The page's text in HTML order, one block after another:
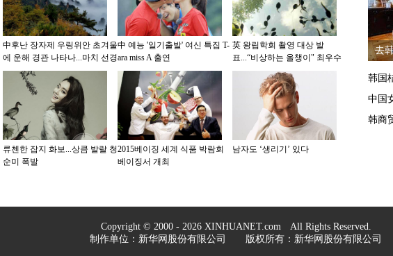
去
韩国
中国
韩商
中후난 장자제 우링위안 초겨울
에 운해 경관 나타나...마치 선경
(仙境)에 들어선듯
中 예능 '일기출발' 여신 특집 T-
ara miss A 출연
英 왕립학회 촬영 대상 발
표...“비상하는 올챙이" 최우수
상 획득
류첸한 잡지 화보...상큼 발랄 청
순미 폭발
2015베이징 세계 식품 박람회
베이징서 개최
남자도 ‘생리기’ 있다
Copyright © 2000 - 2026 XINHUANET.com All Rights Reserved.
制作单位：新华网股份有限公司 版权所有：新华网股份有限公司